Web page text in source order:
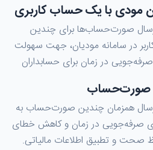
مودی با یک حساب کاربری
صورت‌حساب‌ها برای چندین
در سامانه مودیان، جهت سهولت
در زمان برای حسابداران
صورت‌حساب
ارسال همزمان چندین صورت‌حساب به
صرفه‌جویی در زمان و کاهش خطای
صحت و تطبیق اطلاعات مالیاتی.